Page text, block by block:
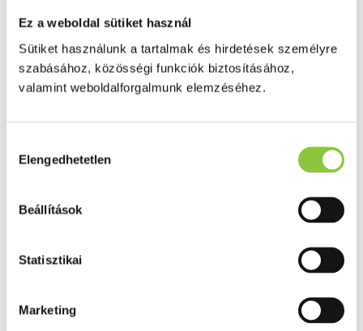
Ez a weboldal sütiket használ
Sütiket használunk a tartalmak és hirdetések személyre
szabásához, közösségi funkciók biztosításához,
valamint weboldalforgalmunk elemzéséhez.
kiválasztása
Elengedhetetlen
Beállítások
Statisztikai
Marketing
Ingyenes szállítás 18 000 Ft felett
Minőségellenőrzött termékek